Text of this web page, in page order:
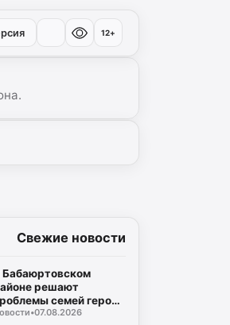
12+
Свежие новости
Бабаюртовском
решают
семей героев
•07.08.2026